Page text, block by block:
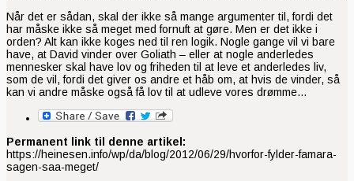
Når det er sådan, skal der ikke så mange argumenter til, fordi det
har måske ikke så meget med fornuft at gøre. Men er det ikke i
orden? Alt kan ikke koges ned til ren logik. Nogle gange vil vi bare
have, at David vinder over Goliath – eller at nogle anderledes
mennesker skal have lov og friheden til at leve et anderledes liv,
som de vil, fordi det giver os andre et håb om, at hvis de vinder, så
kan vi andre måske også få lov til at udleve vores drømme…
Permanent link til denne artikel:
https://heinesen.info/wp/da/blog/2012/06/29/hvorfor-fylder-famara-
sagen-saa-meget/